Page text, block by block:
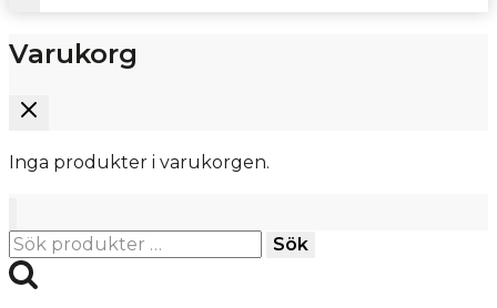
Varukorg
Inga produkter i varukorgen.
Sök
efter:
Sök